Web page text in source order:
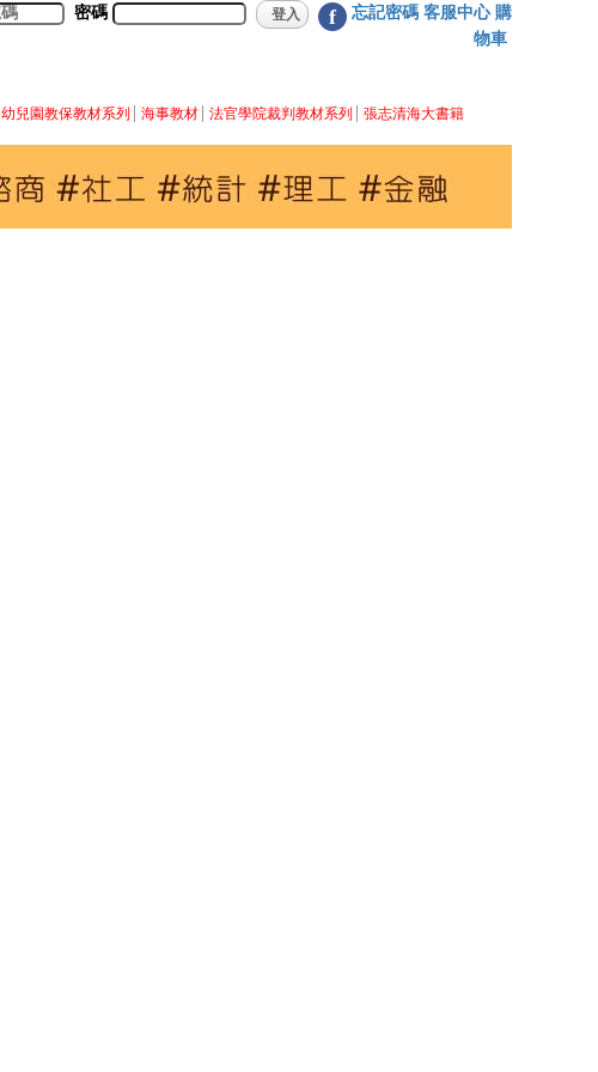
密碼 f 忘記密碼 客服中心 購
物車
幼兒園教保教材系列 海事教材 法官學院裁判教材系列 張志清海大書籍